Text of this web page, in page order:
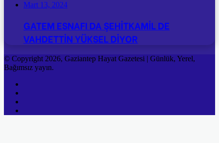
Mart 13, 2024
GATEM ESNAFI DA ŞEHİTKAMİL DE
VAHDETTİN YÜKSEL DİYOR
© Copyright 2026, Gaziantep Hayat Gazetesi | Günlük, Yerel,
Bağımsız yayın.